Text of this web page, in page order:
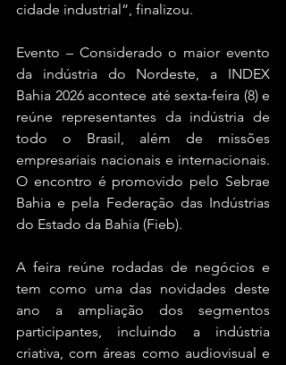
cidade industrial”, finalizou.
Evento – Considerado o maior evento
da indústria do Nordeste, a INDEX
Bahia 2026 acontece até sexta-feira (8) e
reúne representantes da indústria de
todo o Brasil, além de missões
empresariais nacionais e internacionais.
O encontro é promovido pelo Sebrae
Bahia e pela Federação das Indústrias
do Estado da Bahia (Fieb).
A feira reúne rodadas de negócios e
tem como uma das novidades deste
ano a ampliação dos segmentos
participantes, incluindo a indústria
criativa, com áreas como audiovisual e